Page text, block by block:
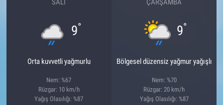
SALI
9°
Orta kuvvetli yağmurlu
Nem: %67
Rüzgar: 10 km/h
Yağış Olasılığı: %87
ÇARŞAMBA
9°
Bölgesel düzensiz yağmur yağışlı
Nem: %70
Rüzgar: 20 km/h
Yağış Olasılığı: %87